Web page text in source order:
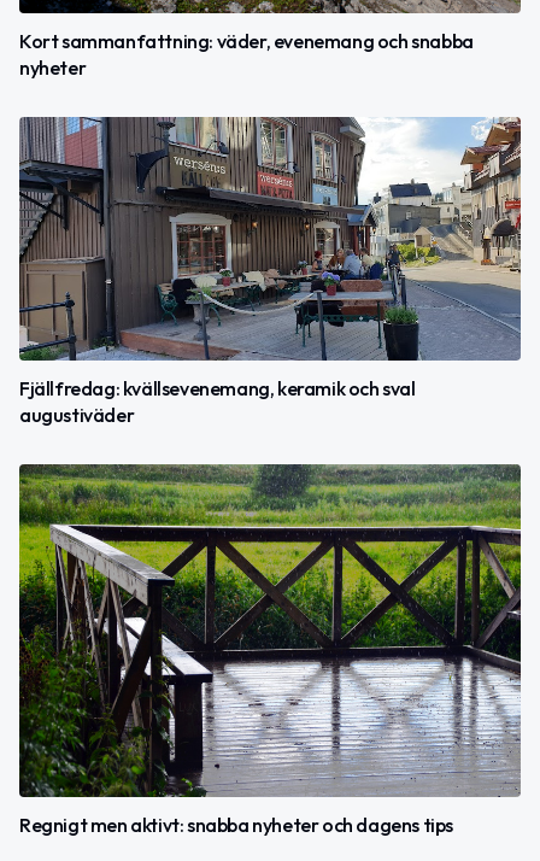
Kort sammanfattning: väder, evenemang och snabba
nyheter
Fjällfredag: kvällsevenemang, keramik och sval
augustiväder
Regnigt men aktivt: snabba nyheter och dagens tips